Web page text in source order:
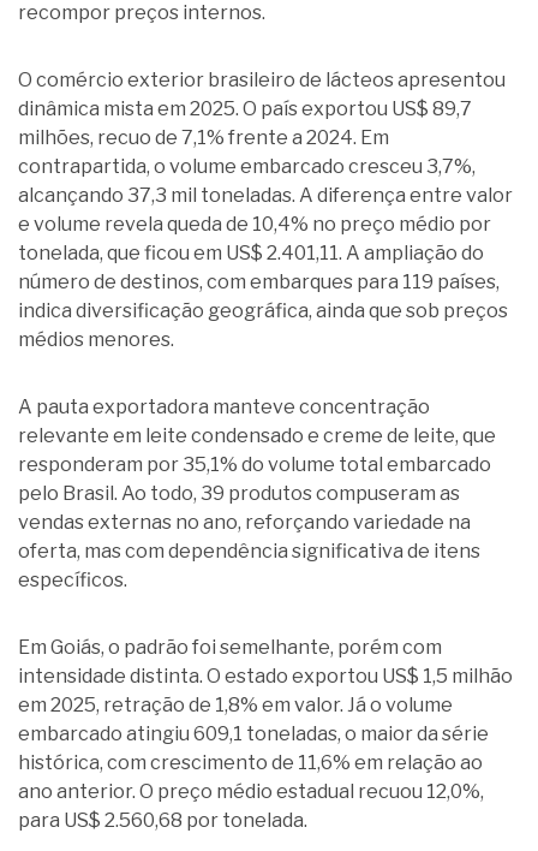
recompor preços internos.
O comércio exterior brasileiro de lácteos apresentou
dinâmica mista em 2025. O país exportou US$ 89,7
milhões, recuo de 7,1% frente a 2024. Em
contrapartida, o volume embarcado cresceu 3,7%,
alcançando 37,3 mil toneladas. A diferença entre valor
e volume revela queda de 10,4% no preço médio por
tonelada, que ficou em US$ 2.401,11. A ampliação do
número de destinos, com embarques para 119 países,
indica diversificação geográfica, ainda que sob preços
médios menores.
A pauta exportadora manteve concentração
relevante em leite condensado e creme de leite, que
responderam por 35,1% do volume total embarcado
pelo Brasil. Ao todo, 39 produtos compuseram as
vendas externas no ano, reforçando variedade na
oferta, mas com dependência significativa de itens
específicos.
Em Goiás, o padrão foi semelhante, porém com
intensidade distinta. O estado exportou US$ 1,5 milhão
em 2025, retração de 1,8% em valor. Já o volume
embarcado atingiu 609,1 toneladas, o maior da série
histórica, com crescimento de 11,6% em relação ao
ano anterior. O preço médio estadual recuou 12,0%,
para US$ 2.560,68 por tonelada.